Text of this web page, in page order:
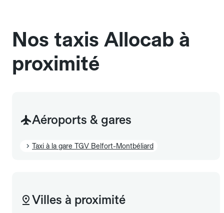
Nos taxis Allocab à
proximité
Aéroports & gares
Taxi à la gare TGV Belfort-Montbéliard
Villes à proximité